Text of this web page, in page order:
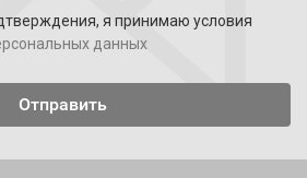
я принимаю условия
данных